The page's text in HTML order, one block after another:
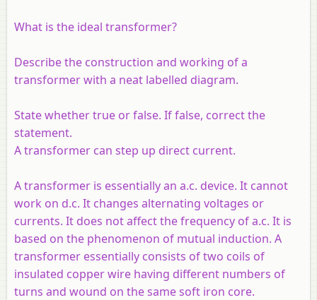
What is the ideal transformer?
Describe the construction and working of a
transformer with a neat labelled diagram.
State whether true or false. If false, correct the
statement.
A transformer can step up direct current.
A transformer is essentially an a.c. device. It cannot
work on d.c. It changes alternating voltages or
currents. It does not affect the frequency of a.c. It is
based on the phenomenon of mutual induction. A
transformer essentially consists of two coils of
insulated copper wire having different numbers of
turns and wound on the same soft iron core.